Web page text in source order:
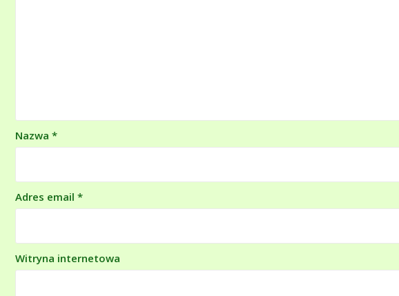
Nazwa *
Adres email *
Witryna internetowa